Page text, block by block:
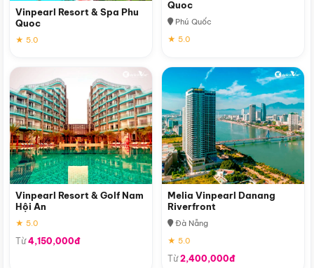
Vinpearl Resort & Spa Phu
Quoc
★ 5.0
Quoc
Phú Quốc
★ 5.0
Vinpearl Resort & Golf Nam
Hội An
★ 5.0
Từ4,150,000đ
Melia Vinpearl Danang
Riverfront
Đà Nẵng
★ 5.0
Từ2,400,000đ